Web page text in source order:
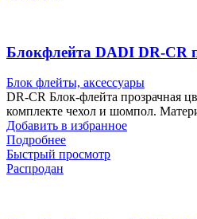
Блокфлейта DADI DR-CR
Блок флейты, аксессуары
DR-CR Блок-флейта прозрачная
комплекте чехол и шомпол.
Добавить в избранное
Подробнее
Быстрый просмотр
Распродан